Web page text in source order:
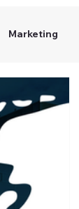
Marketing